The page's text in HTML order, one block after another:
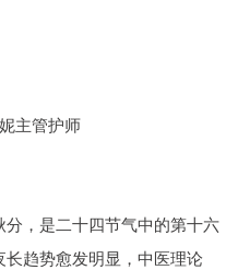
主管护师
，是二十四节气中的第十六
趋势愈发明显，中医理论